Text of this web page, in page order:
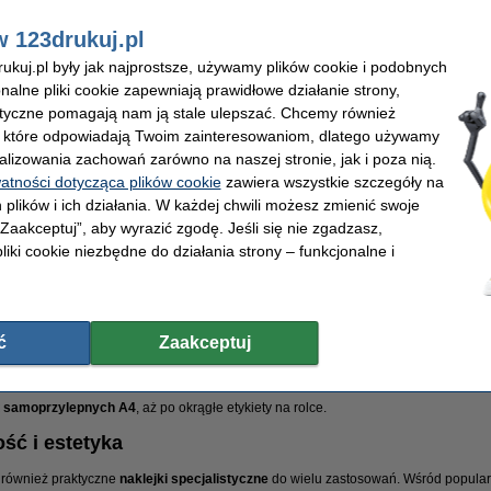
Etykiety magnetyczne
Etykiety owalne
Etykiety do segregatorów
Etykiety
Bogata oferta naklejek i etykiet – do każdego zastosowania
które mają ogromny wpływ na organizację pracy, logistyki czy
do różnych potrzeb – od prostych naklejek na przyprawy po
– uniwersalne zastosowanie
są etykiety samoprzylepne, które można stosować m.in.:
teczek, kopert;
i wysyłkowe - etykiety DPD i etykiety DHL
naklejki na zeszyty;
magnetyczne,etykiety poliestrowe, czy odporne na trudne warunki;
A4, aż po okrągłe etykiety na rolce.
i estetyka
praktyczne naklejki specjalistyczne do wielu zastosowań. Wśród
123drukuj.pl
były jak najprostsze, używamy plików cookie i podobnych
pliki cookie zapewniają prawidłowe działanie strony,
pomagają nam ją stale ulepszać. Chcemy również
odpowiadają Twoim zainteresowaniom, dlatego używamy
zachowań zarówno na naszej stronie, jak i poza nią.
dotycząca plików cookiezawiera wszystkie szczegóły na
i ich działania. W każdej chwili możesz zmienić swoje
aby wyrazić zgodę. Jeśli się nie zgadzasz,
cookie niezbędne do działania strony – funkcjonalne i
Zaakceptuj